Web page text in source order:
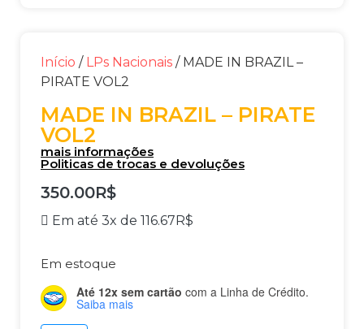
Início / LPs Nacionais / MADE IN BRAZIL –
PIRATE VOL2
MADE IN BRAZIL – PIRATE
VOL2
mais informações
Politicas de trocas e devoluções
350.00R$
Em até 3x de 116.67R$
Em estoque
Até 12x sem cartão com a Linha de Crédito.
Saiba mais